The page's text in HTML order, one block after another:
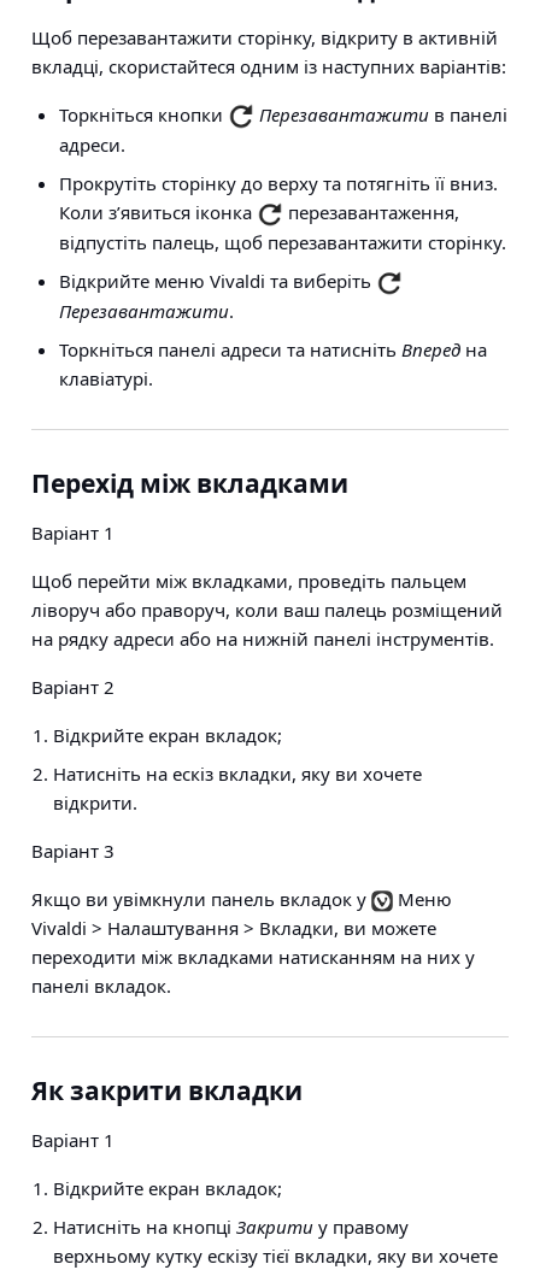
Щоб перезавантажити сторінку, відкриту в активній
вкладці, скористайтеся одним із наступних варіантів:
Торкніться кнопки
Перезавантажитив панелі
адреси.
Прокрутіть сторінку до верху та потягніть її вниз.
Коли з’явиться іконка
перезавантаження,
відпустіть палець, щоб перезавантажити сторінку.
Відкрийте меню Vivaldi та виберіть
Перезавантажити.
Торкніться панелі адреси та натисніть Впередна
клавіатурі.
Перехід між вкладками
Варіант 1
Щоб перейти між вкладками, проведіть пальцем
ліворуч або праворуч, коли ваш палець розміщений
на рядку адреси або на нижній панелі інструментів.
Варіант 2
Відкрийте екран вкладок;
Натисніть на ескіз вкладки, яку ви хочете
відкрити.
Варіант 3
Якщо ви увімкнули панель вкладок у
Меню
Vivaldi > Налаштування > Вкладки, ви можете
переходити між вкладками натисканням на них у
панелі вкладок.
Як закрити вкладки
Варіант 1
Відкрийте екран вкладок;
Натисніть на кнопці Закрити у правому
верхньому кутку ескізу тієї вкладки, яку ви хочете